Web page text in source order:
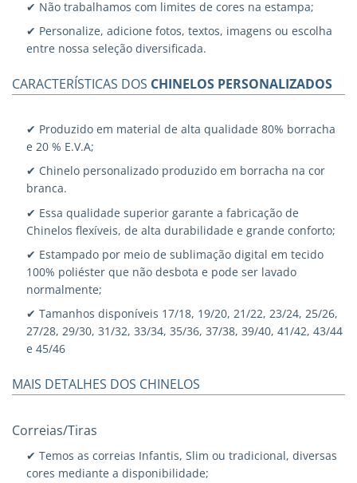
✔ Não trabalhamos com limites de cores na estampa;
✔ Personalize, adicione fotos, textos, imagens ou escolha
entre nossa seleção diversificada.
CARACTERÍSTICAS DOS CHINELOS PERSONALIZADOS
✔ Produzido em material de alta qualidade 80% borracha
e 20 % E.V.A;
✔ Chinelo personalizado produzido em borracha na cor
branca.
✔ Essa qualidade superior garante a fabricação de
Chinelos flexíveis, de alta durabilidade e grande conforto;
✔ Estampado por meio de sublimação digital em tecido
100% poliéster que não desbota e pode ser lavado
normalmente;
✔ Tamanhos disponíveis 17/18, 19/20, 21/22, 23/24, 25/26,
27/28, 29/30, 31/32, 33/34, 35/36, 37/38, 39/40, 41/42, 43/44
e 45/46
MAIS DETALHES DOS CHINELOS
Correias/Tiras
✔ Temos as correias Infantis, Slim ou tradicional, diversas
cores mediante a disponibilidade;